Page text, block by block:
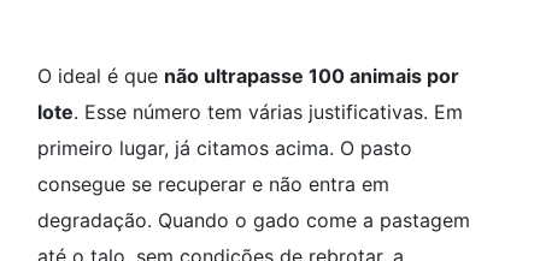
O ideal é que não ultrapasse 100 animais por
lote. Esse número tem várias justificativas. Em
primeiro lugar, já citamos acima. O pasto
consegue se recuperar e não entra em
degradação. Quando o gado come a pastagem